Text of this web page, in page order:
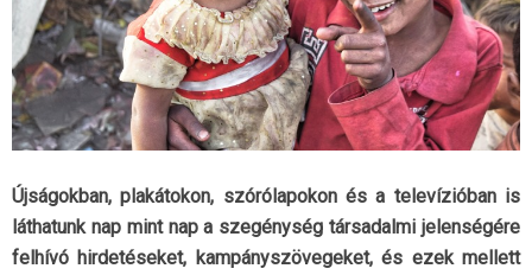
Újságokban, plakátokon, szórólapokon és a televízióban is
láthatunk nap mint nap a szegénység társadalmi jelenségére
felhívó hirdetéseket, kampányszövegeket, és ezek mellett